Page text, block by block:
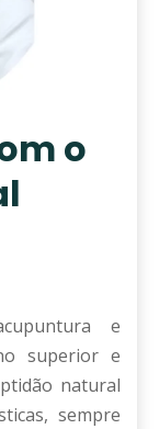
o
e
superior e
natural
sempre